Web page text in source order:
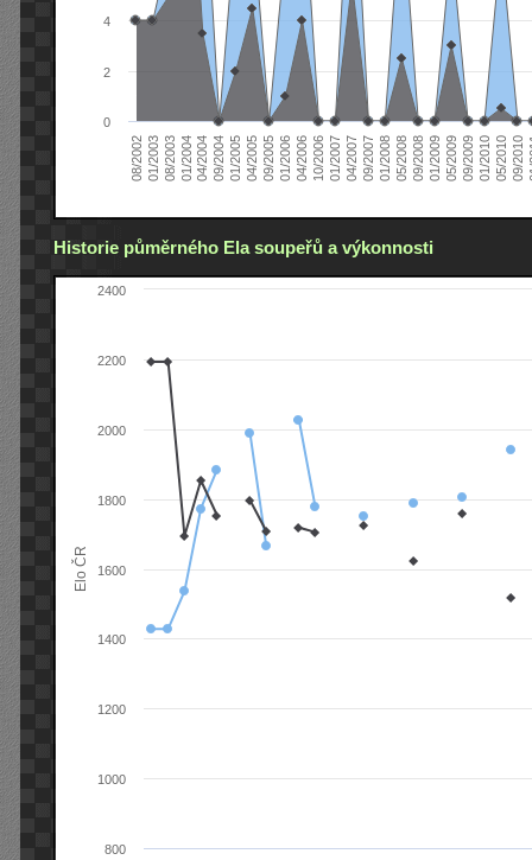
08/200201/200308/200301/200404/200409/200401/200504/200509/200501/200604/200610/200601/200704/200709/200701/200805/200809/200801/200905/200909/200901/201005/201009/2010
0
2
4
Historie půměrného Ela soupeřů a výkonnosti
Elo ČR
800
1000
1200
1400
1600
1800
2000
2200
2400